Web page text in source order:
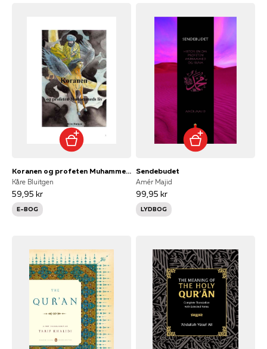
Koranen og profeten Muhammeds liv
Kåre Bluitgen
59,95 kr
E-BOG
Sendebudet
Amér Majid
99,95 kr
LYDBOG